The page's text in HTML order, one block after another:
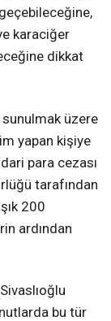
karaciğer
dikkat
üzere
yapan kişiye
para cezası
tarafından
200
ardından
bu tür